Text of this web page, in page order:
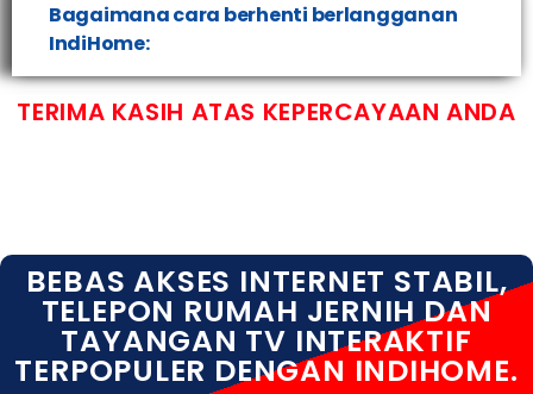
Bagaimana cara berhenti berlangganan
IndiHome:
TERIMA KASIH ATAS KEPERCAYAAN ANDA
BEBAS AKSES INTERNET STABIL,
TELEPON RUMAH JERNIH DAN
TAYANGAN TV INTERAKTIF
TERPOPULER DENGAN INDIHOME.